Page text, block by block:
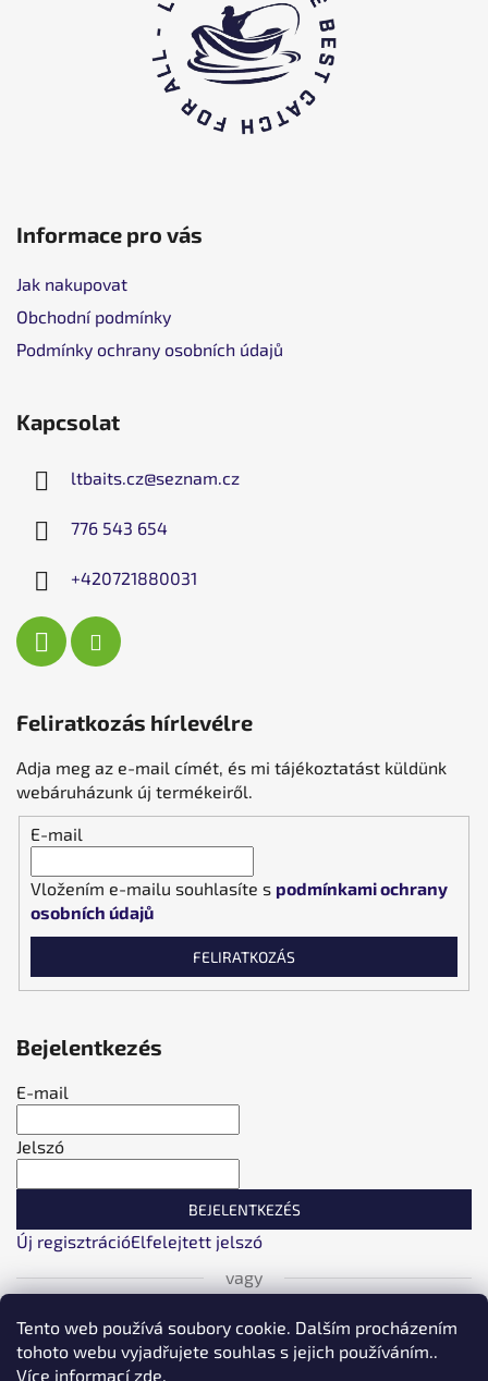
Tento web používá soubory cookie. Dalším procházením
tohoto webu vyjadřujete souhlas s jejich používáním..
Více informacízde.
Informace pro vás
Jak nakupovat
Obchodní podmínky
Podmínky ochrany osobních údajů
Kapcsolat
ltbaits.cz@seznam.cz
776 543 654
+420721880031
Feliratkozás hírlevélre
Adja meg az e-mail címét, és mi tájékoztatást küldünk
webáruházunk új termékeiről.
E-mail
Vložením e-mailu souhlasíte s podmínkami ochrany
osobních údajů
FELIRATKOZÁS
Bejelentkezés
E-mail
Jelszó
BEJELENTKEZÉS
Új regisztrációElfelejtett jelszó
vagy
Bejelentkezés Facebookon keresztül